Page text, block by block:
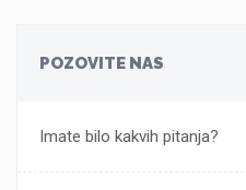
POZOVITE NAS
Imate bilo kakvih pitanja?